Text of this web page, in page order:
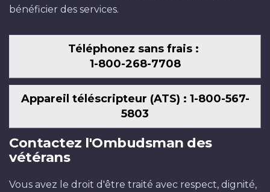
bénéficier des services.
Téléphonez sans frais :
1-800-268-7708
Appareil téléscripteur (ATS) : 1-800-567-
5803
Contactez l'Ombudsman des
vétérans
Vous avez le droit d'être traité avec respect, dignité,